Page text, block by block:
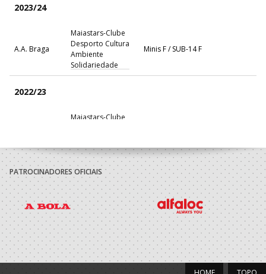
2023/24
A.A. Braga
Maiastars-Clube
Desporto Cultura
Ambiente
Solidariedade
Minis F / SUB-14 F
2022/23
Maiastars-Clube
Solidariedade
2021/22
A.A. Braga
Maiastars-Clube
Desporto Cultura
Ambiente
Solidariedade
Bambis F / Minis F
2020/21
PATROCINADORES OFICIAIS